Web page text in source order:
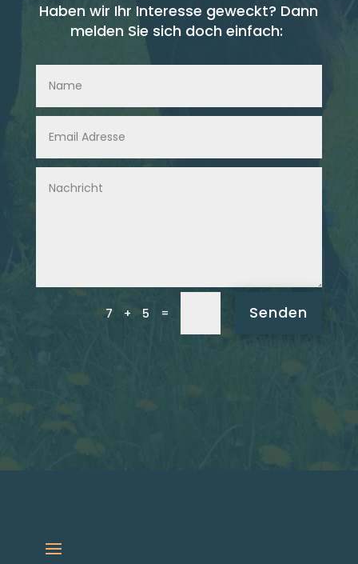
Haben wir Ihr Interesse geweckt? Dann
melden Sie sich doch einfach:
7 + 5 = Senden